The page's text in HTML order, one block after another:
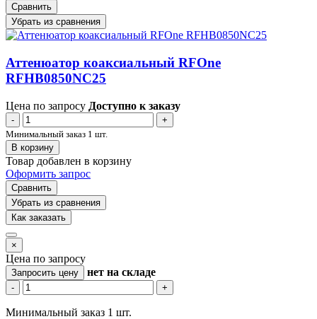
Сравнить
Убрать из сравнения
Аттенюатор коаксиальный RFOne
RFHB0850NC25
Цена по запросу Доступно к заказу
-
+
Минимальный заказ 1 шт.
В корзину
Товар добавлен в корзину
Оформить запрос
Сравнить
Убрать из сравнения
Как заказать
×
Цена по запросу
Запросить цену нет на складе
- +
Минимальный заказ 1 шт.